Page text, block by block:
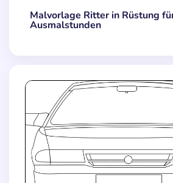
Malvorlage Ritter in Rüstung
Ausmalstunden